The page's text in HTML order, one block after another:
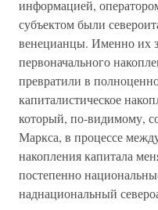
информацией,
субъектом были
венецианцы. Именно их
первоначального
превратили в
капиталистическое
который, по-видимому,
Маркса, в процессе
накопления капитала
постепенно
наднациональный